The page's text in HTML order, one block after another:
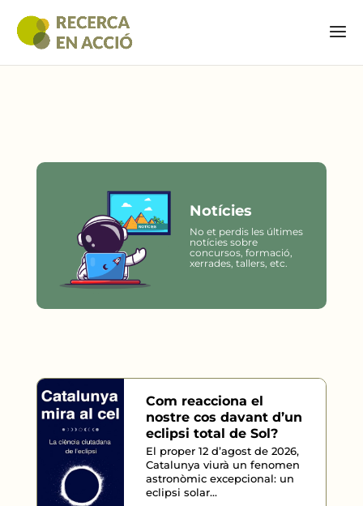
Notícies
No et perdis les últimes
notícies sobre
concursos, formació,
xerrades, tallers, etc.
Com reacciona el
nostre cos davant d’un
eclipsi total de Sol?
El proper 12 d’agost de 2026,
Catalunya viurà un fenomen
astronòmic excepcional: un
eclipsi solar...